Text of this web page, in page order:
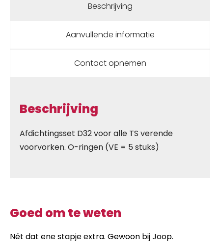
Beschrijving
Aanvullende informatie
Contact opnemen
Beschrijving
Afdichtingsset D32 voor alle TS verende
voorvorken. O-ringen (VE = 5 stuks)
Goed om te weten
Nét dat ene stapje extra. Gewoon bij Joop.